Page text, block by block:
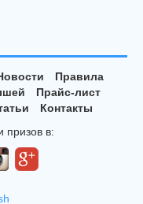
Правила
Прайс-лист
Контакты
призов в: